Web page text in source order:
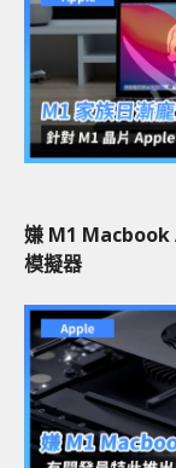
嫌 M1 Macbook
模擬器